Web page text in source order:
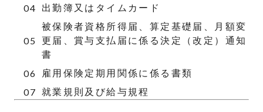
出勤簿又はタイムカード
被保険者資格所得届、算定基礎届、月額変
更届、賞与支払届に係る決定（改定）通知
書
雇用保険定期用関係に係る書類
就業規則及び給与規程